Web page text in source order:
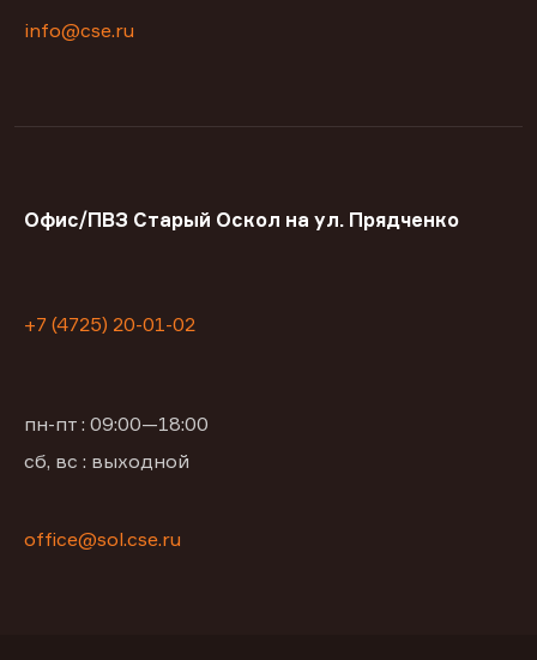
info@cse.ru
Офис/ПВЗ Старый Оскол на ул. Прядченко
+7 (4725) 20-01-02
пн-пт : 09:00—18:00
сб, вс : выходной
office@sol.cse.ru